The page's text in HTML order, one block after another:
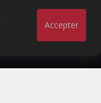
Accepter